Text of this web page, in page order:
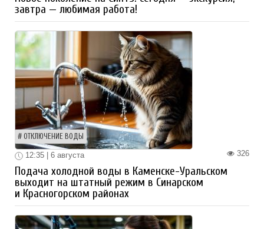
завтра — любимая работа!
ОТКЛЮЧЕНИЕ ВОДЫ
326
12:35 | 6 августа
Подача холодной воды в Каменске-Уральском
выходит на штатный режим в Синарском
и Красногорском районах